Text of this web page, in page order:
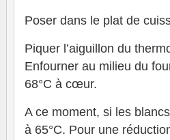
Poser dans le plat de
Piquer l’aiguillon du
Enfourner au milieu du
68°C à cœur.
A ce moment, si les
à 65°C. Pour une